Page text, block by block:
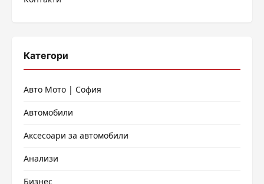
Категори
Авто Мото | София
Автомобили
Аксесоари за автомобили
Анализи
Бизнес